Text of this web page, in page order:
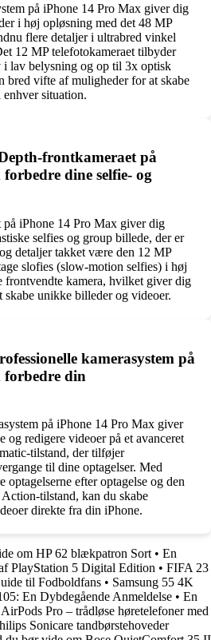
på iPhone 14 Pro Max giver dig
i høj opløsning med det 48 MP
flere detaljer i ultrabred vinkel
12 MP telefotokameraet tilbyder
i lav belysning og op til 3x optisk
bred vifte af muligheder for at skabe
situation.
frontkameraet på
dine selfie- og
iPhone 14 Pro Max giver dig
selfies og group billede, der er
detaljer takket være den 12 MP
slofies (slow-motion selfies) i høj
kamera, hvilket giver dig
unikke billeder og videoer.
kamerasystem på
forbedre din
på iPhone 14 Pro Max giver
og redigere videoer på et avanceret
tilstand, der tilføjer
til dine optagelser. Med
optagelserne efter optagelse og den
tilstand, kan du skabe
direkte fra din iPhone.
om HP 62 blækpatron Sort• En
PlayStation 5 Digital Edition • FIFA 23
til Fodboldfans • Samsung 55 4K
En Dybdegående Anmeldelse • En
Pro – trådløse høretelefoner med
Sonicare tandbørstehoveder